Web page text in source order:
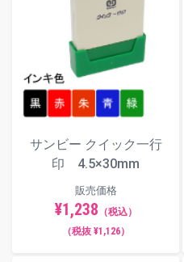
サンビー クイック一行
印 4.5×30mm
販売価格
¥1,238 （税込）
（税抜 ¥1,126）